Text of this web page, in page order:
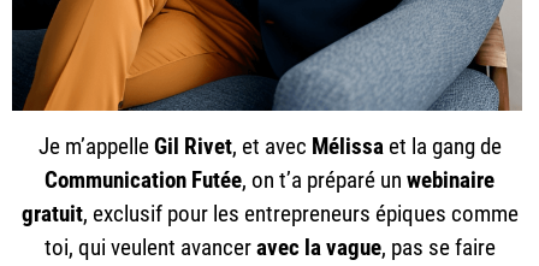
Je m’appelleGil Rivet, et avec Mélissaet la gang de
Communication Futée, on t’a préparé un webinaire
gratuit, exclusif pour les entrepreneurs épiques comme
toi, qui veulent avanceravec la vague, pas se faire